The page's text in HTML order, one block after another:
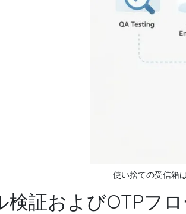
使い捨ての受信箱
検証およびOTPフ